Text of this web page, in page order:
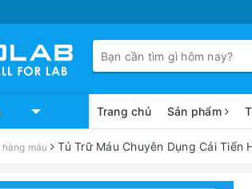
Trang chủ Sản phẩm
máu Tủ Trữ Máu Chuyên Dụng Cải Tiến